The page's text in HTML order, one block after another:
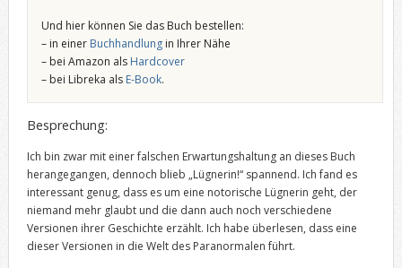
Und hier können Sie das Buch bestellen:
– in einer Buchhandlungin Ihrer Nähe
– bei Amazon als Hardcover
– bei Libreka als E-Book.
Besprechung:
Ich bin zwar mit einer falschen Erwartungshaltung an dieses Buch
herangegangen, dennoch blieb „Lügnerin!“ spannend. Ich fand es
interessant genug, dass es um eine notorische Lügnerin geht, der
niemand mehr glaubt und die dann auch noch verschiedene
Versionen ihrer Geschichte erzählt. Ich habe überlesen, dass eine
dieser Versionen in die Welt des Paranormalen führt.